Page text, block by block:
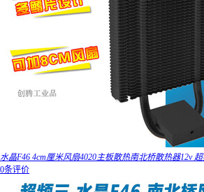
水晶F46 4cm厘米风扇4020主板散热南北桥散热器12v
0条评价